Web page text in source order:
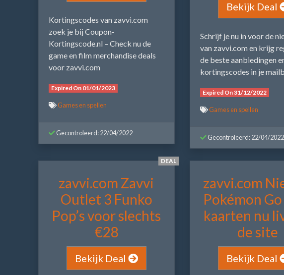
Kortingscodes van zavvi.com
zoek je bij Coupon-
Kortingscode.nl – Check nu de
game en film merchandise deals
voor zavvi.com
Expired On 01/01/2023
Games en spellen
Gecontroleerd: 22/04/2022
Bekijk Deal
Schrijf je nu in voor de
van zavvi.com en krijg
de beste aanbiedingen
kortingscodes in je
Expired On 31/12/2022
Games en spellen
Gecontroleerd: 22/04/2022
DEAL
zavvi.com Zavvi
Outlet 3 Funko
Pop’s voor slechts
€28
Bekijk Deal
zavvi.com
Pokémon
kaarten nu
de site
Bekijk Deal